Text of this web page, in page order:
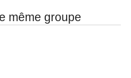
même groupe